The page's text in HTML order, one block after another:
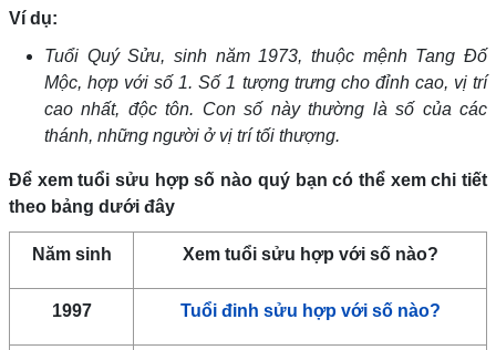
Ví dụ:
Tuổi Quý Sửu, sinh năm 1973, thuộc mệnh Tang Đố
Mộc, hợp với số 1. Số 1 tượng trưng cho đỉnh cao, vị trí
cao nhất, độc tôn. Con số này thường là số của các
thánh, những người ở vị trí tối thượng.
Để xem tuổi sửu hợp số nào quý bạn có thể xem chi tiết
theo bảng dưới đây
Năm sinh Xem tuổi sửu hợp với số nào?
1997 Tuổi đinh sửu hợp với số nào?